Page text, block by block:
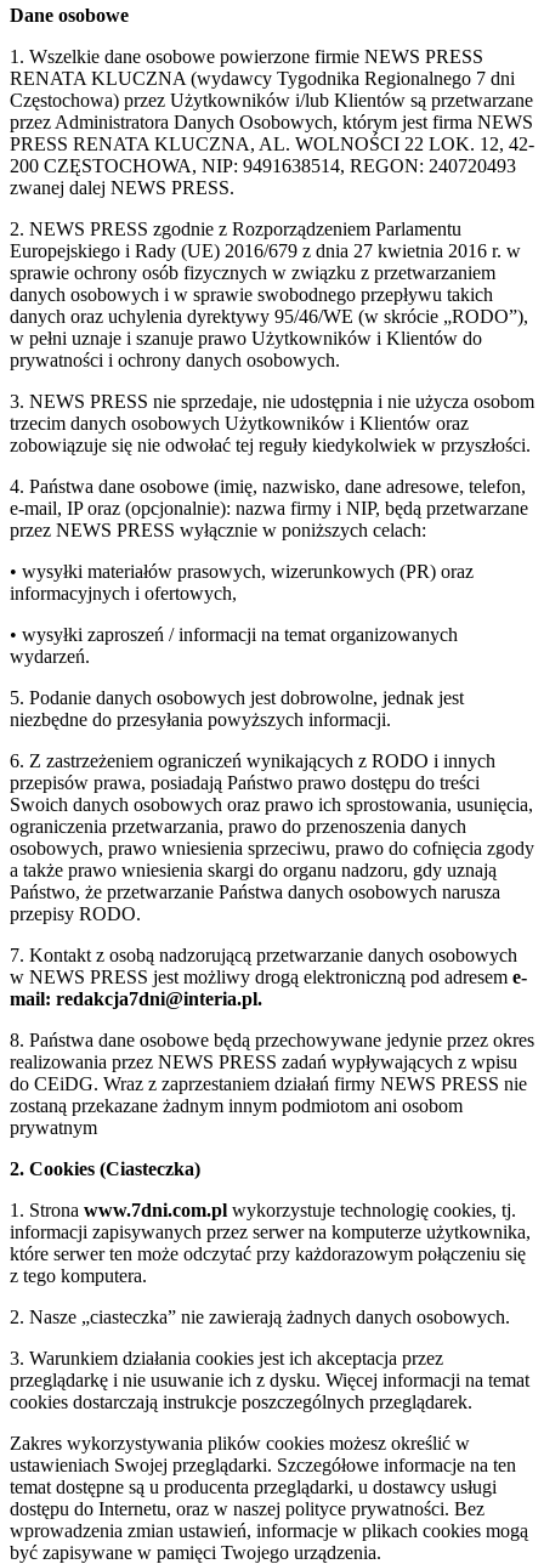
Dane osobowe
1. Wszelkie dane osobowe powierzone firmie NEWS PRESS
RENATA KLUCZNA (wydawcy Tygodnika Regionalnego 7 dni
Częstochowa) przez Użytkowników i/lub Klientów są przetwarzane
przez Administratora Danych Osobowych, którym jest firma NEWS
PRESS RENATA KLUCZNA, AL. WOLNOŚCI 22 LOK. 12, 42-
200 CZĘSTOCHOWA, NIP: 9491638514, REGON: 240720493
zwanej dalej NEWS PRESS.
2. NEWS PRESS zgodnie z Rozporządzeniem Parlamentu
Europejskiego i Rady (UE) 2016/679 z dnia 27 kwietnia 2016 r. w
sprawie ochrony osób fizycznych w związku z przetwarzaniem
danych osobowych i w sprawie swobodnego przepływu takich
danych oraz uchylenia dyrektywy 95/46/WE (w skrócie „RODO”),
w pełni uznaje i szanuje prawo Użytkowników i Klientów do
prywatności i ochrony danych osobowych.
3. NEWS PRESS nie sprzedaje, nie udostępnia i nie użycza osobom
trzecim danych osobowych Użytkowników i Klientów oraz
zobowiązuje się nie odwołać tej reguły kiedykolwiek w przyszłości.
4. Państwa dane osobowe (imię, nazwisko, dane adresowe, telefon,
e-mail, IP oraz (opcjonalnie): nazwa firmy i NIP, będą przetwarzane
przez NEWS PRESS wyłącznie w poniższych celach:
• wysyłki materiałów prasowych, wizerunkowych (PR) oraz
informacyjnych i ofertowych,
• wysyłki zaproszeń / informacji na temat organizowanych
wydarzeń.
5. Podanie danych osobowych jest dobrowolne, jednak jest
niezbędne do przesyłania powyższych informacji.
6. Z zastrzeżeniem ograniczeń wynikających z RODO i innych
przepisów prawa, posiadają Państwo prawo dostępu do treści
Swoich danych osobowych oraz prawo ich sprostowania, usunięcia,
ograniczenia przetwarzania, prawo do przenoszenia danych
osobowych, prawo wniesienia sprzeciwu, prawo do cofnięcia zgody
a także prawo wniesienia skargi do organu nadzoru, gdy uznają
Państwo, że przetwarzanie Państwa danych osobowych narusza
przepisy RODO.
7. Kontakt z osobą nadzorującą przetwarzanie danych osobowych
w NEWS PRESS jest możliwy drogą elektroniczną pod adresem e-
mail: redakcja7dni@interia.pl.
8. Państwa dane osobowe będą przechowywane jedynie przez okres
realizowania przez NEWS PRESS zadań wypływających z wpisu
do CEiDG. Wraz z zaprzestaniem działań firmy NEWS PRESS nie
zostaną przekazane żadnym innym podmiotom ani osobom
prywatnym
2. Cookies (Ciasteczka)
1. Strona www.7dni.com.pl wykorzystuje technologię cookies, tj.
informacji zapisywanych przez serwer na komputerze użytkownika,
które serwer ten może odczytać przy każdorazowym połączeniu się
z tego komputera.
2. Nasze „ciasteczka” nie zawierają żadnych danych osobowych.
3. Warunkiem działania cookies jest ich akceptacja przez
przeglądarkę i nie usuwanie ich z dysku. Więcej informacji na temat
cookies dostarczają instrukcje poszczególnych przeglądarek.
Zakres wykorzystywania plików cookies możesz określić w
ustawieniach Swojej przeglądarki. Szczegółowe informacje na ten
temat dostępne są u producenta przeglądarki, u dostawcy usługi
dostępu do Internetu, oraz w naszej polityce prywatności. Bez
wprowadzenia zmian ustawień, informacje w plikach cookies mogą
być zapisywane w pamięci Twojego urządzenia.